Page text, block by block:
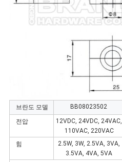
개 브란도 모델 BB08023502
전압
12VDC, 24VDC, 24VAC,
110VAC, 220VAC
힘
2.5W, 3W, 2.5VA, 3VA,
3.5VA, 4VA, 5VA